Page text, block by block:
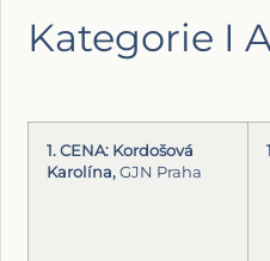
Kategorie I
1. CENA: Kordošová
Karolína, GJN Praha